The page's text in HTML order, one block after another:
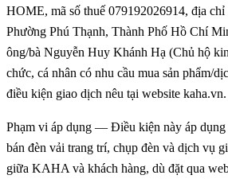
HOME, mã số thuế 079192026914, địa
Phường Phú Thạnh, Thành Phố Hồ Chí
ông/bà Nguyễn Huy Khánh Hạ (Chủ hộ
chức, cá nhân có nhu cầu mua sản phẩm/
điều kiện giao dịch nêu tại website kaha.vn.
Phạm vi áp dụng — Điều kiện này áp dụng
bán đèn vải trang trí, chụp đèn và dịch vụ
giữa KAHA và khách hàng, dù đặt qua